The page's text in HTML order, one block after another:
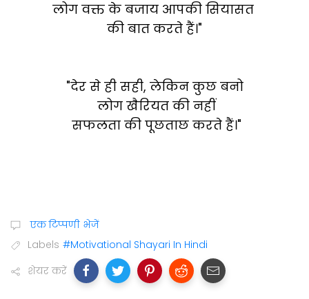
लोग वक्त के बजाय आपकी सियासत
की बात करते हैं।"
"देर से ही सही, लेकिन कुछ बनो
लोग खैरियत की नहीं
सफलता की पूछताछ करते हैं।"
एक टिप्पणी भेजें
Labels #Motivational Shayari In Hindi
शेयर करें